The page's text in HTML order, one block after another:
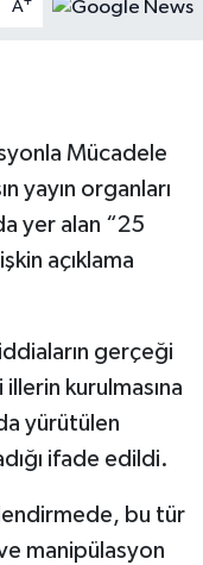
A
Mücadele
yayın organları
yer alan “25
açıklama
gerçeği
kurulmasına
yürütülen
ifade edildi.
bu tür
manipülasyon